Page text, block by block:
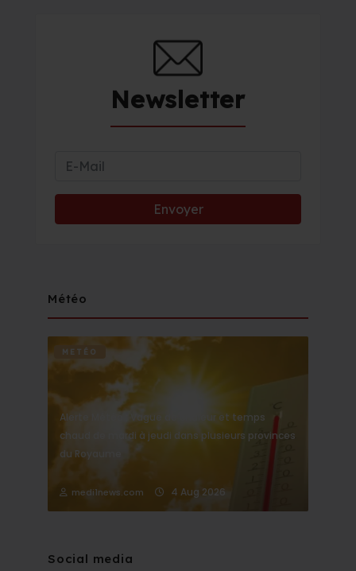
Newsletter
Météo
METÉO
Alerte Météo : Vague de chaleur et temps
chaud de mardi à jeudi dans plusieurs provinces
du Royaume
medi1news.com 4 Aug 2026
Social media